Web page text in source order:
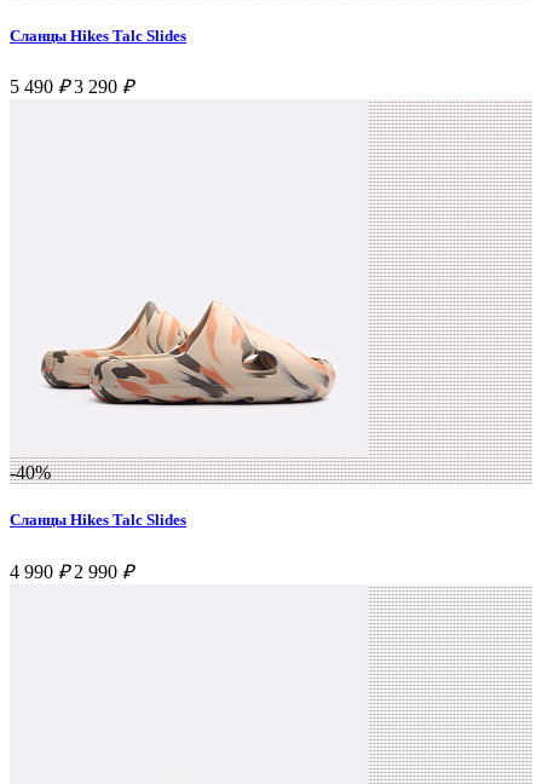
Сланцы Hikes Talc Slides
5 490 ₽ 3 290 ₽
-40%
Сланцы Hikes Talc Slides
4 990 ₽ 2 990 ₽